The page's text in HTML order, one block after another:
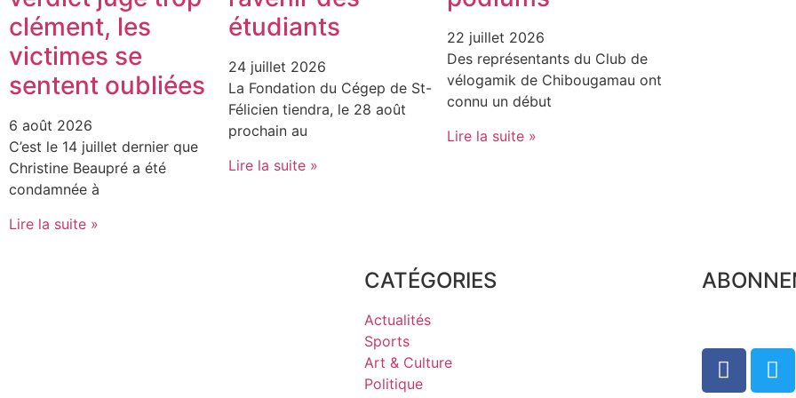
clément, les
victimes se
sentent oubliées
6 août 2026
C’est le 14 juillet dernier que
Christine Beaupré a été
condamnée à
Lire la suite »
étudiants
24 juillet 2026
La Fondation du Cégep de St-
Félicien tiendra, le 28 août
prochain au
Lire la suite »
22 juillet 2026
Des représentants du Club de
vélogamik de Chibougamau ont
connu un début
Lire la suite »
CATÉGORIES
Actualités
Sports
Art & Culture
Politique